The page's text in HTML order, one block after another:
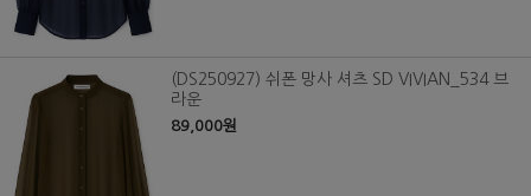
(DS250927) 쉬폰 망사 셔츠 SD VIVIAN_534 브
라운
89,000원